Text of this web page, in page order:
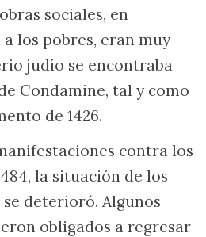
sociales, en
los pobres, eran muy
judío se encontraba
Condamine, tal y como
de 1426.
contra los
la situación de los
deterioró. Algunos
obligados a regresar